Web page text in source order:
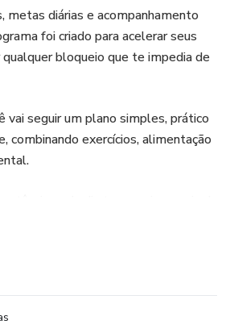
metas diárias e acompanhamento
foi criado para acelerar seus
bloqueio que te impedia de
vai seguir um plano simples, prático
combinando exercícios, alimentação
quis ser.
semanas!